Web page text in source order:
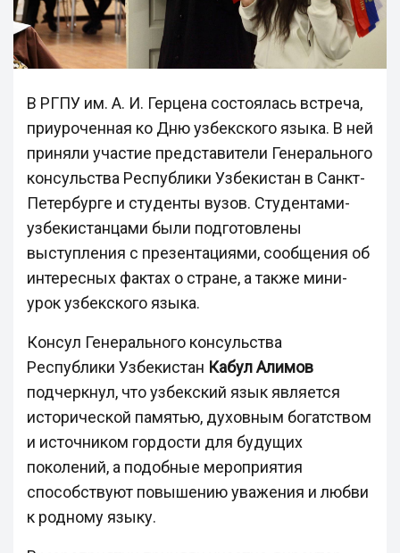
В РГПУ им. А. И. Герцена состоялась встреча,
приуроченная ко Дню узбекского языка. В ней
приняли участие представители Генерального
консульства Республики Узбекистан в Санкт-
Петербурге и студенты вузов. Студентами-
узбекистанцами были подготовлены
выступления с презентациями, сообщения об
интересных фактах о стране, а также мини-
урок узбекского языка.
Консул Генерального консульства
Республики Узбекистан Кабул Алимов
подчеркнул, что узбекский язык является
исторической памятью, духовным богатством
и источником гордости для будущих
поколений, а подобные мероприятия
способствуют повышению уважения и любви
к родному языку.